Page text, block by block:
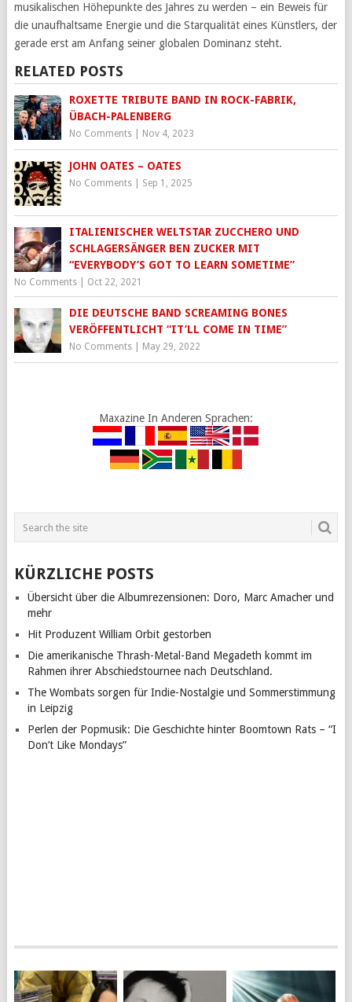
musikalischen Höhepunkte des Jahres zu werden – ein Beweis für
die unaufhaltsame Energie und die Starqualität eines Künstlers, der
gerade erst am Anfang seiner globalen Dominanz steht.
RELATED POSTS
ROXETTE TRIBUTE BAND IN ROCK-FABRIK,
ÜBACH-PALENBERG
No Comments| Nov 4, 2023
JOHN OATES – OATES
No Comments| Sep 1, 2025
ITALIENISCHER WELTSTAR ZUCCHERO UND
SCHLAGERSÄNGER BEN ZUCKER MIT
“EVERYBODY’S GOT TO LEARN SOMETIME”
No Comments| Oct 22, 2021
DIE DEUTSCHE BAND SCREAMING BONES
VERÖFFENTLICHT “IT’LL COME IN TIME”
No Comments| May 29, 2022
Maxazine In Anderen Sprachen:
KÜRZLICHE POSTS
Übersicht über die Albumrezensionen: Doro, Marc Amacher und
mehr
Hit Produzent William Orbit gestorben
Die amerikanische Thrash-Metal-Band Megadeth kommt im
Rahmen ihrer Abschiedstournee nach Deutschland.
The Wombats sorgen für Indie-Nostalgie und Sommerstimmung
in Leipzig
Perlen der Popmusik: Die Geschichte hinter Boomtown Rats – “I
Don’t Like Mondays”